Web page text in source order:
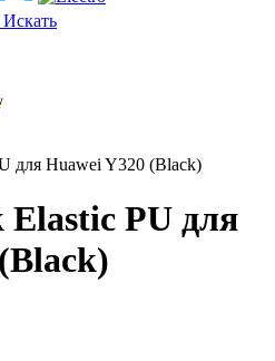
Искать
для Huawei Y320 (Black)
PU для